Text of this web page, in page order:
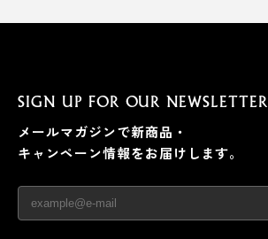
SIGN UP FOR OUR NEWSLETTER
メールマガジンで新商品・
キャンペーン情報をお届けします。